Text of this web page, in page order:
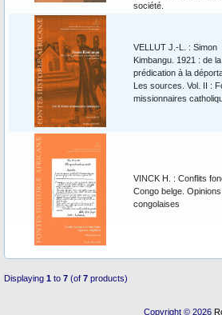
société.
VELLUT J.-L. : Simon
Kimbangu. 1921 : de la
prédication à la
Les sources. Vol. II :
missionnaires
VINCK H. : Conflits
Congo belge. Opinions
congolaises
Displaying 1 to 7 (of 7 products)
Copyright © 2026